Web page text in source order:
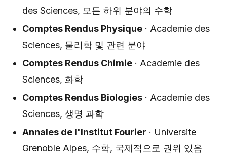
des Sciences, 모든 하위 분야의 수학
Comptes Rendus Physique · Academie des
Sciences, 물리학 및 관련 분야
Comptes Rendus Chimie · Academie des
Sciences, 화학
Comptes Rendus Biologies · Academie des
Sciences, 생명 과학
Annales de l'Institut Fourier · Universite
Grenoble Alpes, 수학, 국제적으로 권위 있음